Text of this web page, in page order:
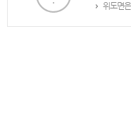
위도면